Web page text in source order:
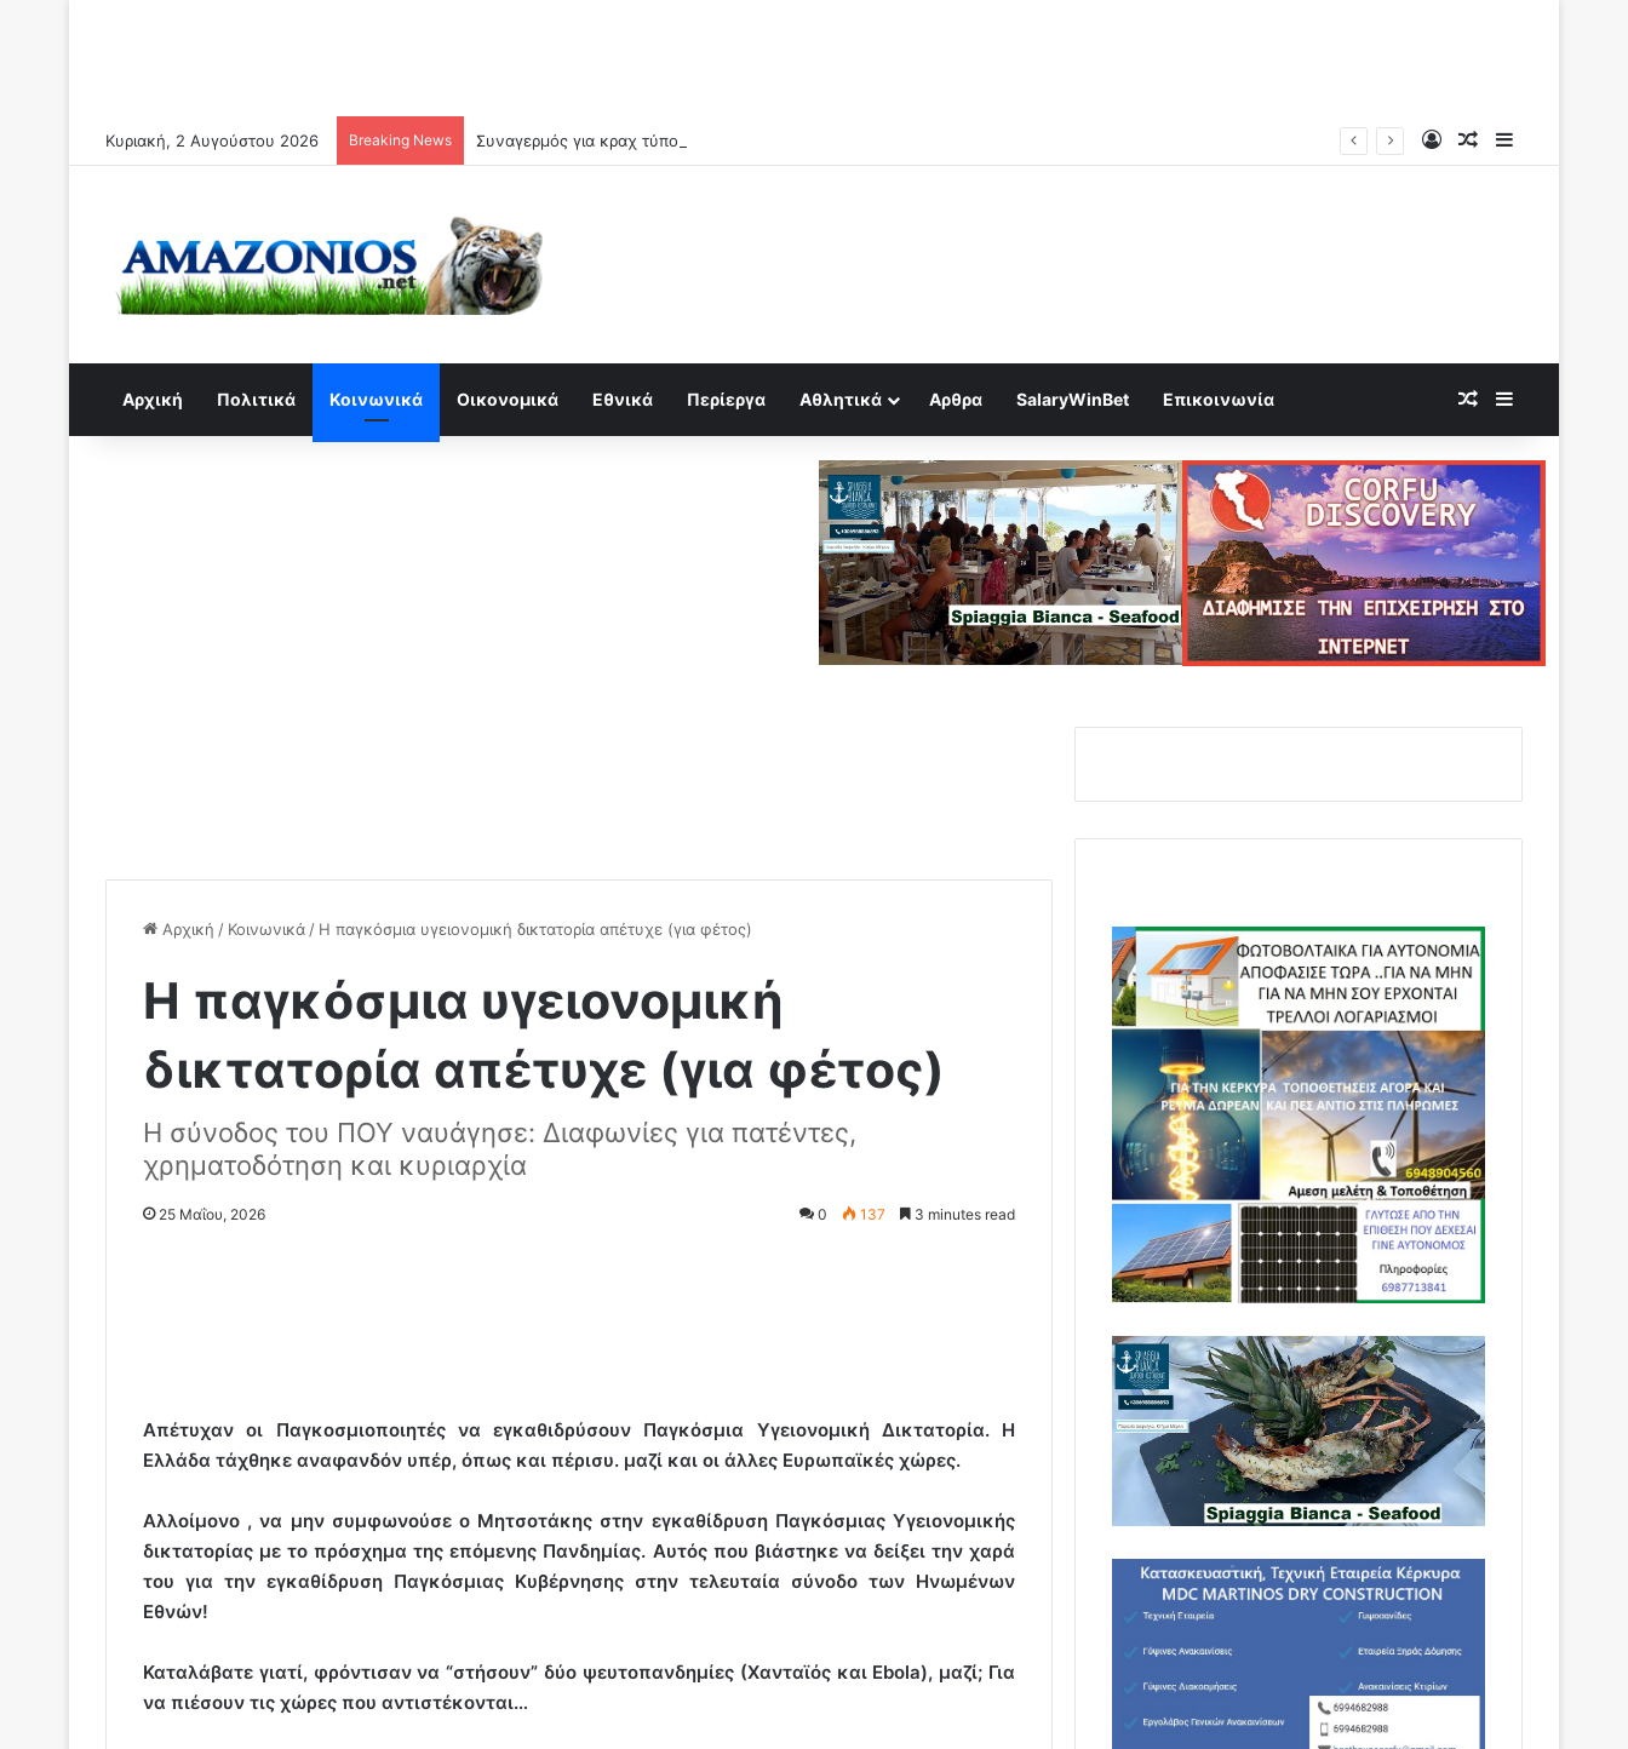
Κυριακή, 2 Αυγούστου 2026 Breaking News Συναγερμός για κραχ τύπου 1929 και τραπεζική κατάρρευση Log InRandom Article
Αρχική Πολιτικά Κοινωνικά Οικονομικά Εθνικά Περίεργα Αθλητικά Αρθρα SalaryWinBet Επικοινωνία Random Article
Αρχική / Κοινωνικά / Η παγκόσμια υγειονομική δικτατορία απέτυχε (για φέτος)
Η παγκόσμια υγειονομική
δικτατορία απέτυχε (για φέτος)
Η σύνοδος του ΠΟΥ ναυάγησε: Διαφωνίες για πατέντες,
χρηματοδότηση και κυριαρχία
25 Μαΐου, 2026 0 137 3 minutes read
Απέτυχαν οι Παγκοσμιοποιητές να εγκαθιδρύσουν Παγκόσμια Υγειονομική Δικτατορία. Η
Ελλάδα τάχθηκε αναφανδόν υπέρ, όπως και πέρισυ. μαζί και οι άλλες Ευρωπαϊκές χώρες.
Αλλοίμονο , να μην συμφωνούσε ο Μητσοτάκης στην εγκαθίδρυση Παγκόσμιας Υγειονομικής
δικτατορίας με το πρόσχημα της επόμενης Πανδημίας. Αυτός που βιάστηκε να δείξει την χαρά
του για την εγκαθίδρυση Παγκόσμιας Κυβέρνησης στην τελευταία σύνοδο των Ηνωμένων
Εθνών!
Καταλάβατε γιατί, φρόντισαν να “στήσουν” δύο ψευτοπανδημίες (Χανταϊός και Ebola), μαζί; Για
να πιέσουν τις χώρες που αντιστέκονται…